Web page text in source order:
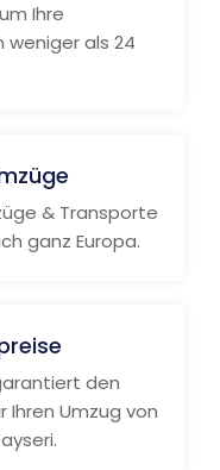
Ihre
weniger als 24
& Transporte
ganz Europa.
den
Ihren Umzug von